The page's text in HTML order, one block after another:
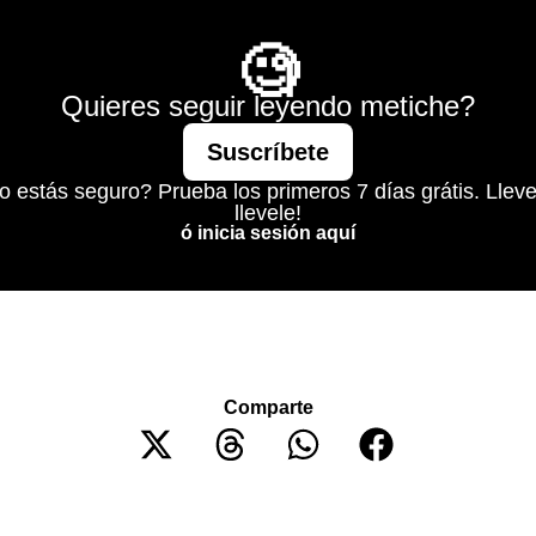
🧐
Quieres seguir leyendo metiche?
Suscríbete
estás seguro? Prueba los primeros 7 días grátis.
llevele!
ó inicia sesión aquí
Comparte